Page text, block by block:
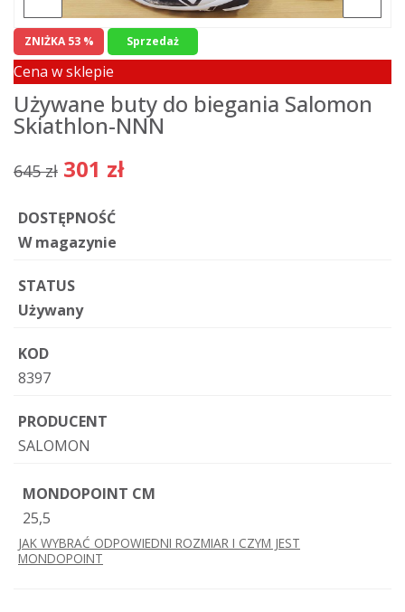
ZNIŻKA 53 % Sprzedaż
Cena w sklepie
Używane buty do biegania Salomon
Skiathlon-NNN
645 zł 301 zł
DOSTĘPNOŚĆ
W magazynie
STATUS
Używany
KOD
8397
PRODUCENT
SALOMON
MONDOPOINT CM
25,5
JAK WYBRAĆ ODPOWIEDNI ROZMIAR I CZYM JEST
MONDOPOINT